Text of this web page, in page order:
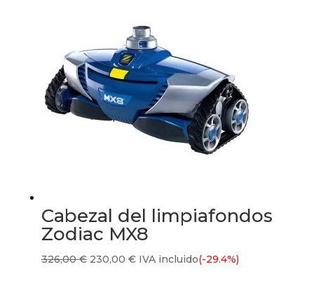
Cabezal del limpiafondos
Zodiac MX8
326,00€ El
230,00 €ElIVA incluido(-29.4%)